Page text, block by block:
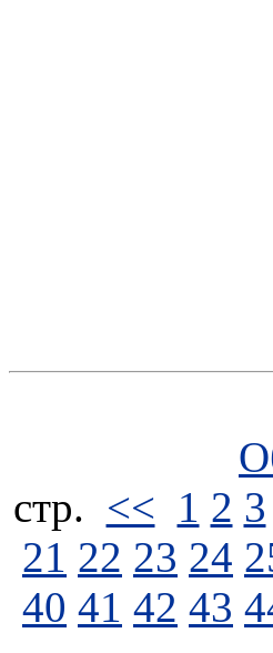
стp. << 1 2 3
21 22 23 24
40 41 42 43